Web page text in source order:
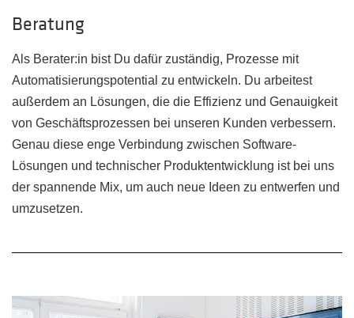
Beratung
Als Berater:in bist Du dafür zuständig, Prozesse mit
Automatisierungspotential zu entwickeln. Du arbeitest
außerdem an Lösungen, die die Effizienz und Genauigkeit
von Geschäftsprozessen bei unseren Kunden verbessern.
Genau diese enge Verbindung zwischen Software-
Lösungen und technischer Produktentwicklung ist bei uns
der spannende Mix, um auch neue Ideen zu entwerfen und
umzusetzen.